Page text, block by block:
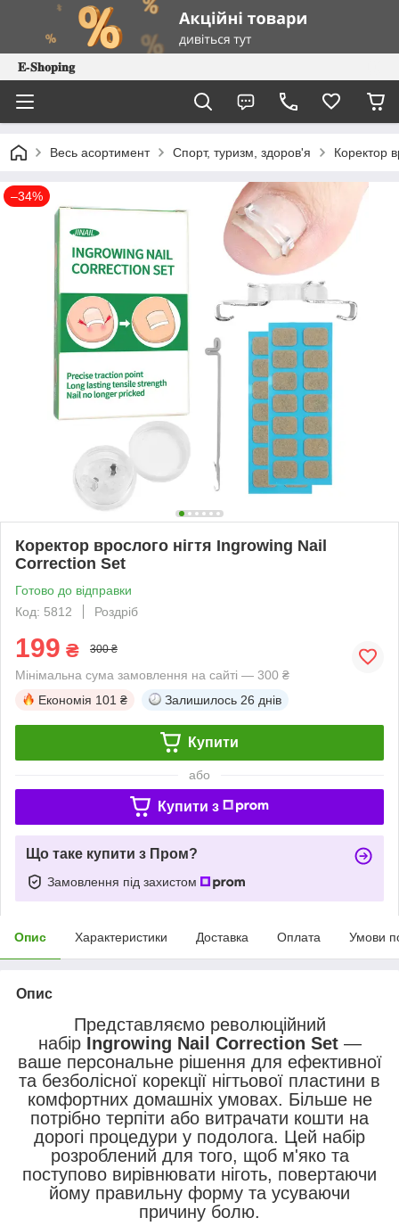
𝐄-𝐒𝐡𝐨𝐩𝐢𝐧𝐠
Весь асортимент Спорт, туризм, здоров'я Коректор
–34%
Коректор врослого нігтя Ingrowing Nail
Correction Set
Готово до відправки
Код: 5812
Роздріб
199 ₴ 300 ₴
Мінімальна сума замовлення на сайті — 300 ₴
Економія 101 ₴ Залишилось 26 днів
Купити
або
Купити з
Що таке купити з Пром?
Замовлення під захистом
Опис Характеристики Доставка Оплата Умови
Опис
Представляємо революційний
набір Ingrowing Nail Correction Set—
ваше персональне рішення для ефективної
та безболісної корекції нігтьової пластини в
комфортних домашніх умовах. Більше не
потрібно терпіти або витрачати кошти на
дорогі процедури у подолога. Цей набір
розроблений для того, щоб м'яко та
поступово вирівнювати ніготь, повертаючи
йому правильну форму та усуваючи
причину болю.